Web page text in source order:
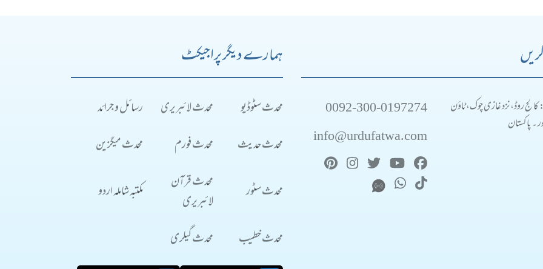
کالج روڈ، نزد غازی چوک، ٹاؤن
۔ پاکستان
0092-300-0197274
info@urdufatwa.com
ہمارے دیگر پراجیکٹ
محدث سٹوڈیو محدث لائبریری
رسائل و جرائد
محدث حدیث
محدث فورم محدث میگزین
محدث سٹور
محدث قرآن
لائبریری
مکتبہ شاملہ اردو
محدث خطیب محدث گیلری